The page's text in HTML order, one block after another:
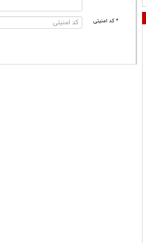
* کد امنیتی